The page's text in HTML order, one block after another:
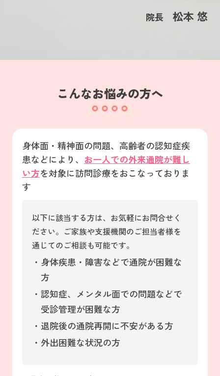
院長 松本 悠
こんなお悩みの方へ
身体面・精神面の問題、高齢者の認知症疾
患などにより、 お一人での外来通院が難し
い方を対象に訪問診療をおこなっておりま
す
以下に該当する方は、お気軽にお問合せく
ださい。ご家族や支援機関のご担当者様を
通じてのご相談も可能です。
・身体疾患・障害などで通院が困難な
方
・認知症、メンタル面での問題などで
受診管理が困難な方
・退院後の通院再開に不安がある方
・外出困難な状況の方